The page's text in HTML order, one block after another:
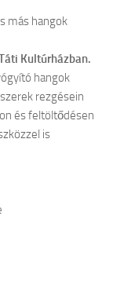
más hangok
Kultúrházban.
hangok
rezgésein
és feltöltődésen
is